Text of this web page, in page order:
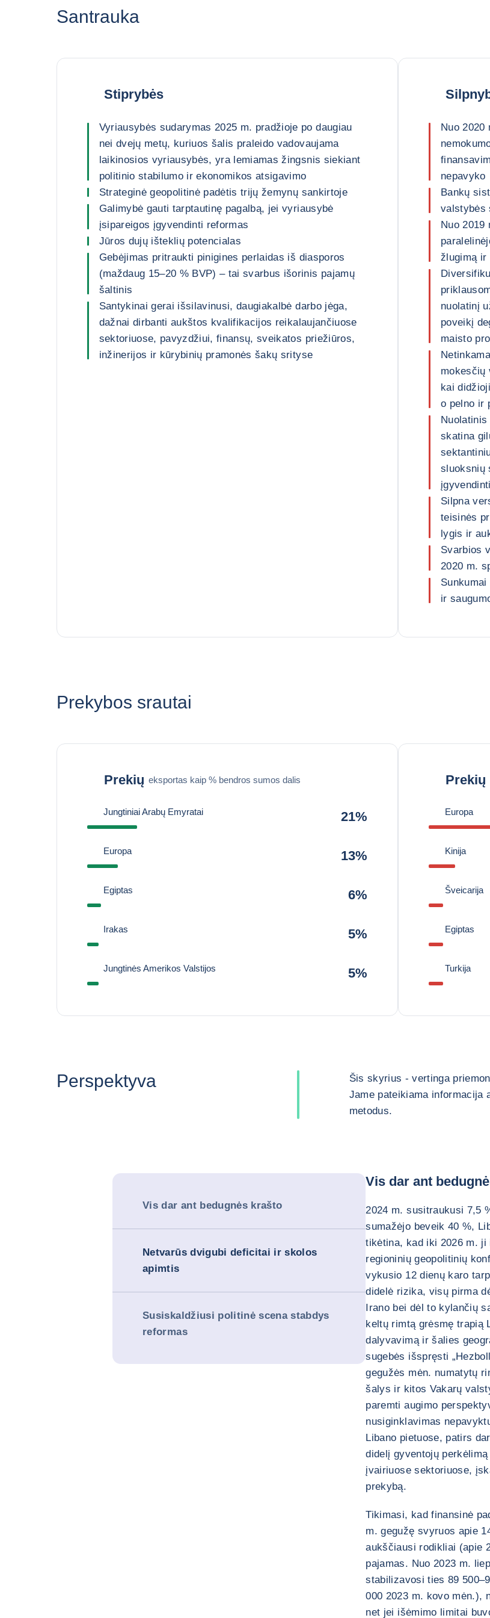
Santrauka
Stiprybės
Vyriausybės sudarymas 2025 m. pradžioje po daugiau
nei dvejų metų, kuriuos šalis praleido vadovaujama
laikinosios vyriausybės, yra lemiamas žingsnis siekiant
politinio stabilumo ir ekonomikos atsigavimo
Strateginė geopolitinė padėtis trijų žemynų sankirtoje
Galimybė gauti tarptautinę pagalbą, jei vyriausybė
įsipareigos įgyvendinti reformas
Jūros dujų išteklių potencialas
Gebėjimas pritraukti pinigines perlaidas iš diasporos
(maždaug 15–20 % BVP) – tai svarbus išorinis pajamų
šaltinis
Santykinai gerai išsilavinusi, daugiakalbė darbo jėga,
dažnai dirbanti aukštos kvalifikacijos reikalaujančiuose
sektoriuose, pavyzdžiui, finansų, sveikatos priežiūros,
inžinerijos ir kūrybinių pramonės šakų srityse
Nuo
nepavyko
Bankų
valstybės
Nuo 2019
žlugimą ir
nuolatinį
poveikį
maisto
mokesčių
kai
o pelno ir
skatina
sluoksnių
Silpna
teisinės
lygis ir
Svarbios
2020 m.
ir
Prekybos srautai
Prekių eksportas kaip % bendros sumos dalis
Jungtiniai Arabų Emyratai 21%
Europa 13%
Egiptas 6%
Irakas 5%
Jungtinės Amerikos Valstijos 5%
Prekių
Europa
Kinija
Šveicarija
Egiptas
Turkija
Perspektyva
Šis skyrius - vertinga
Jame pateikiama
metodus.
Vis dar ant bedugnės krašto
Netvarūs dvigubi deficitai ir skolos
apimtis
Susiskaldžiusi politinė scena stabdys
reformas
Vis dar ant
2024 m. susitraukusi 7,5
sumažėjo beveik 40 %,
tikėtina, kad iki 2026 m.
regioninių geopolitinių
vykusio 12 dienų karo
didelė rizika, visų pirma
Irano bei dėl to kylančių
keltų rimtą grėsmę trapią
dalyvavimą ir šalies
sugebės išspręsti
gegužės mėn. numatytų
šalys ir kitos Vakarų
paremti augimo
nusiginklavimas
Libano pietuose, patirs
didelį gyventojų
įvairiuose sektoriuose,
prekybą.
Tikimasi, kad finansinė
m. gegužę svyruos apie
aukščiausi rodikliai (apie
pajamas. Nuo 2023 m.
stabilizavosi ties 89
000 2023 m. kovo mėn.),
net jei išėmimo limitai